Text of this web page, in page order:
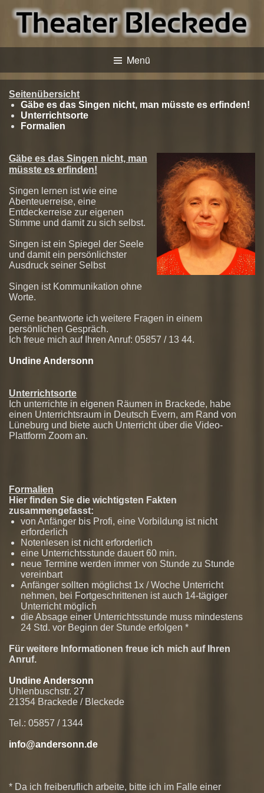
Menü
Seitenübersicht
Gäbe es das Singen nicht, man müsste es erfinden!
Unterrichtsorte
Formalien
Gäbe es das Singen nicht, man
müsste es erfinden!
Singen lernen ist wie eine
Abenteuerreise, eine
Entdeckerreise zur eigenen
Stimme und damit zu sich selbst.
Singen ist ein Spiegel der Seele
und damit ein persönlichster
Ausdruck seiner Selbst
Singen ist Kommunikation ohne
Worte.
Gerne beantworte ich weitere Fragen in einem
persönlichen Gespräch.
Ich freue mich auf Ihren Anruf: 05857 / 13 44.
Undine Andersonn
Unterrichtsorte
Ich unterrichte in eigenen Räumen in Brackede, habe
einen Unterrichtsraum in Deutsch Evern, am Rand von
Lüneburg und biete auch Unterricht über die Video-
Plattform Zoom an.
Formalien
Hier finden Sie die wichtigsten Fakten
zusammengefasst:
von Anfänger bis Profi, eine Vorbildung ist nicht
erforderlich
Notenlesen ist nicht erforderlich
eine Unterrichtsstunde dauert 60 min.
neue Termine werden immer von Stunde zu Stunde
vereinbart
Anfänger sollten möglichst 1x / Woche Unterricht
nehmen, bei Fortgeschrittenen ist auch 14-tägiger
Unterricht möglich
die Absage einer Unterrichtsstunde muss mindestens
24 Std. vor Beginn der Stunde erfolgen *
Für weitere Informationen freue ich mich auf Ihren
Anruf.
Undine Andersonn
Uhlenbuschstr. 27
21354 Brackede / Bleckede
Tel.: 05857 / 1344
info@andersonn.de
* Da ich freiberuflich arbeite, bitte ich im Falle einer